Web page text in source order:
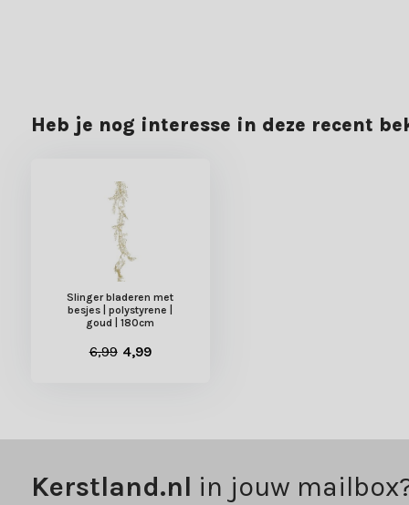
Heb je nog interesse in deze recent
Slinger bladeren met
besjes | polystyrene |
goud | 180cm
6,99 4,99
Kerstland.nl in jouw